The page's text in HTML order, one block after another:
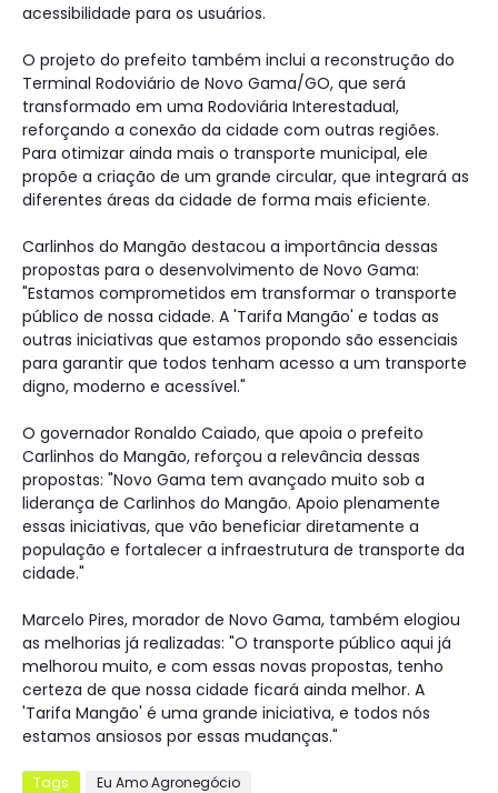
acessibilidade para os usuários.
O projeto do prefeito também inclui a reconstrução do
Terminal Rodoviário de Novo Gama/GO, que será
transformado em uma Rodoviária Interestadual,
reforçando a conexão da cidade com outras regiões.
Para otimizar ainda mais o transporte municipal, ele
propõe a criação de um grande circular, que integrará as
diferentes áreas da cidade de forma mais eficiente.
Carlinhos do Mangão destacou a importância dessas
propostas para o desenvolvimento de Novo Gama:
"Estamos comprometidos em transformar o transporte
público de nossa cidade. A 'Tarifa Mangão' e todas as
outras iniciativas que estamos propondo são essenciais
para garantir que todos tenham acesso a um transporte
digno, moderno e acessível."
O governador Ronaldo Caiado, que apoia o prefeito
Carlinhos do Mangão, reforçou a relevância dessas
propostas: "Novo Gama tem avançado muito sob a
liderança de Carlinhos do Mangão. Apoio plenamente
essas iniciativas, que vão beneficiar diretamente a
população e fortalecer a infraestrutura de transporte da
cidade."
Marcelo Pires, morador de Novo Gama, também elogiou
as melhorias já realizadas: "O transporte público aqui já
melhorou muito, e com essas novas propostas, tenho
certeza de que nossa cidade ficará ainda melhor. A
'Tarifa Mangão' é uma grande iniciativa, e todos nós
estamos ansiosos por essas mudanças."
Tags Eu Amo Agronegócio